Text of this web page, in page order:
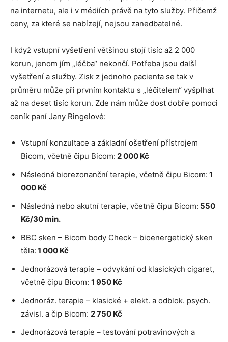
na internetu, ale i v médiích právě na tyto služby. Přičemž
ceny, za které se nabízejí, nejsou zanedbatelné.
I když vstupní vyšetření většinou stojí tisíc až 2 000
korun, jenom jím „léčba“ nekončí. Potřeba jsou další
vyšetření a služby. Zisk z jednoho pacienta se tak v
průměru může při prvním kontaktu s „léčitelem“ vyšplhat
až na deset tisíc korun. Zde nám může dost dobře pomoci
ceník paní Jany Ringelové:
Vstupní konzultace a základní ošetření přístrojem
Bicom, včetně čipu Bicom: 2 000 Kč
Následná biorezonanční terapie, včetně čipu Bicom: 1
000 Kč
Následná nebo akutní terapie, včetně čipu Bicom: 550
Kč/30 min.
BBC sken – Bicom body Check – bioenergetický sken
těla: 1 000 Kč
Jednorázová terapie – odvykání od klasických cigaret,
včetně čipu Bicom: 1 950 Kč
Jednoráz. terapie – klasické + elekt. a odblok. psych.
závisl. a čip Bicom: 2 750 Kč
Jednorázová terapie – testování potravinových a